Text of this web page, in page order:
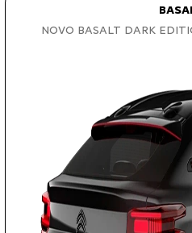
NOVO BASALT DARK